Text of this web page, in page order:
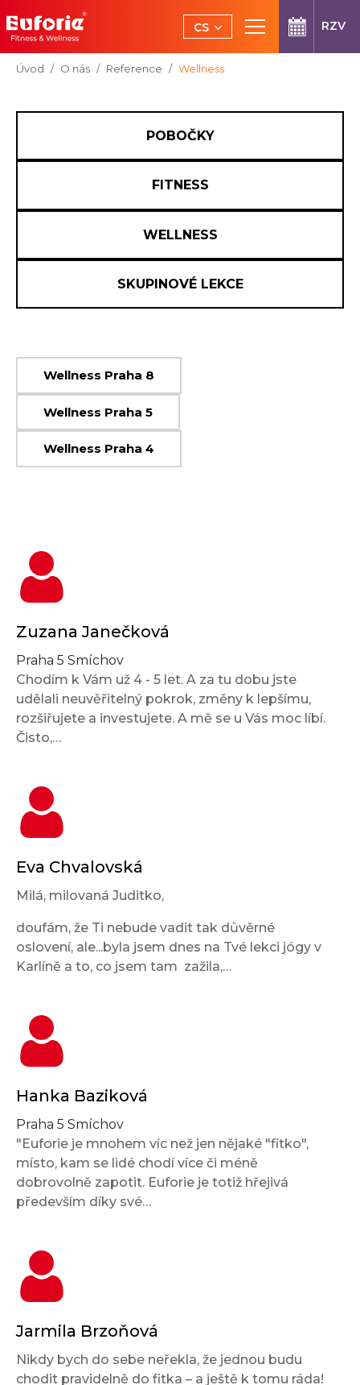
Přeskočit na hlavní obsah
CS
EN
RZV
Jsi tady:
Úvod O nás Reference Wellness
POBOČKY
FITNESS
WELLNESS
SKUPINOVÉ LEKCE
Wellness Praha 8
Wellness Praha 5
Wellness Praha 4
Zuzana Janečková
Praha 5 Smíchov
Chodím k Vám už 4 - 5 let. A za tu dobu jste
udělali neuvěřitelný pokrok, změny k lepšímu,
rozšiřujete a investujete. A mě se u Vás moc líbí.
Čisto,…
Eva Chvalovská
Milá, milovaná Juditko,
doufám, že Ti nebude vadit tak důvěrné
oslovení, ale...byla jsem dnes na Tvé lekci jógy v
Karlíně a to, co jsem tam zažila,…
Hanka Baziková
Praha 5 Smíchov
"Euforie je mnohem víc než jen nějaké "fitko",
místo, kam se lidé chodí více či méně
dobrovolně zapotit. Euforie je totiž hřejivá
především díky své…
Jarmila Brzoňová
Nikdy bych do sebe neřekla, že jednou budu
chodit pravidelně do fitka – a ještě k tomu ráda!